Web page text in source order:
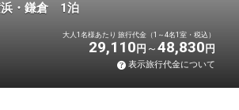
浜・鎌倉 1泊
大人1名様あたり 旅行代金（1～4名1室・税込）
29,110 円 48,830 円
表示旅行代金について